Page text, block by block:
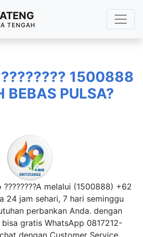
TENGAH
1500888
BEBAS PULSA?
????????A melalui (1500888) +62
24 jam sehari, 7 hari seminggu
perbankan Anda. dengan
bisa gratis WhatsApp 0817212-
dengan Customer Service